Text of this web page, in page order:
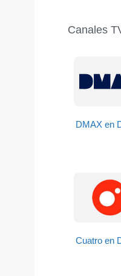
Canales
DMAX en
Cuatro en